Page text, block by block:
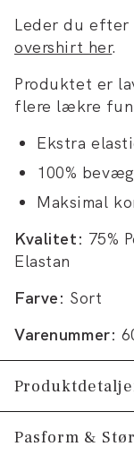
Leder du
overshirt her.
Produktet er
flere lækre
Ekstra
100%
Maksimal
Kvalitet: 75%
Elastan
Farve: Sort
Varenummer:
Der er to
Pasform &